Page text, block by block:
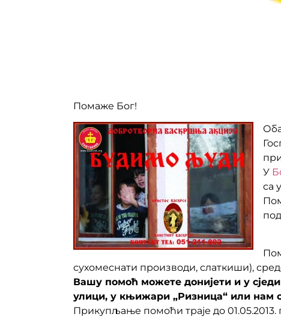
Помаже Бог!
У
са
сухомеснати производи, слаткиши),
Вашу помоћ можете донијети и у
улици, у књижари „Ризница“ или нам
Прикупљање помоћи траје до 01.05.2013.